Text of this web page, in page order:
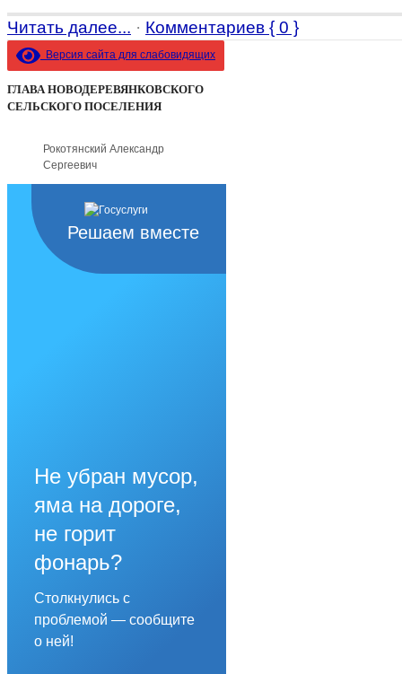
Читать далее... · Комментариев { 0 }
Версия сайта для слабовидящих
ГЛАВА НОВОДЕРЕВЯНКОВСКОГО
СЕЛЬСКОГО ПОСЕЛЕНИЯ
Рокотянский Александр
Сергеевич
Решаем вместе
Не убран мусор,
яма на дороге,
не горит
фонарь?
Столкнулись с
проблемой — сообщите
о ней!